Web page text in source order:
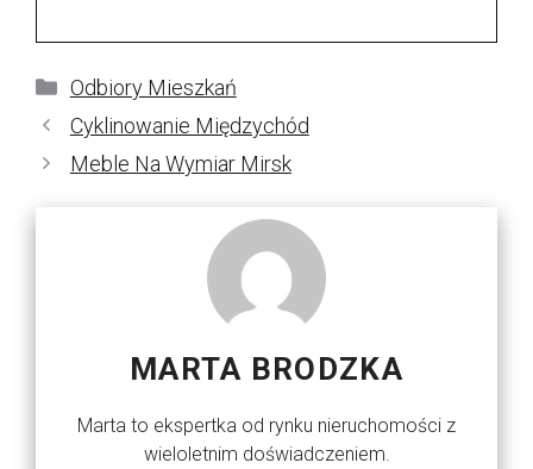
Kategorie
Odbiory Mieszkań
Cyklinowanie Międzychód
Meble Na Wymiar Mirsk
MARTA BRODZKA
Marta to ekspertka od rynku nieruchomości z
wieloletnim doświadczeniem.